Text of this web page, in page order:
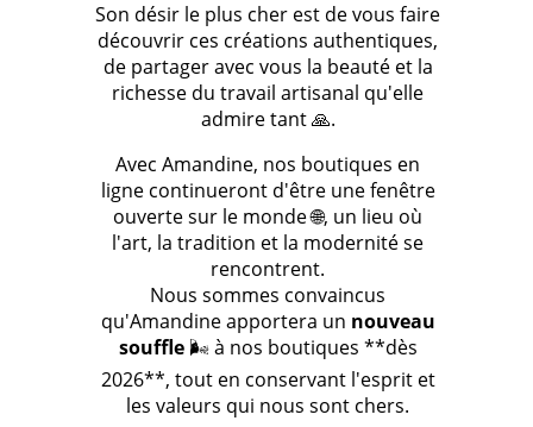
Son désir le plus cher est de vous faire
découvrir ces créations authentiques,
de partager avec vous la beauté et la
richesse du travail artisanal qu'elle
admire tant 🙏.
Avec Amandine, nos boutiques en
ligne continueront d'être une fenêtre
ouverte sur le monde 🌐, un lieu où
l'art, la tradition et la modernité se
rencontrent.
Nous sommes convaincus
qu'Amandine apportera un nouveau
souffle🌬️ à nos boutiques **dès
2026**, tout en conservant l'esprit et
les valeurs qui nous sont chers.